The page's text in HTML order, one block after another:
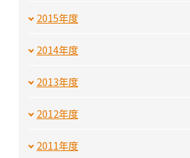
2015年度
2014年度
2013年度
2012年度
2011年度